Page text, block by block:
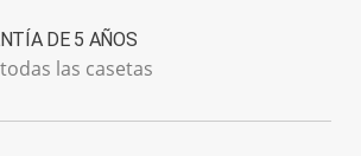
DE 5 AÑOS
las casetas